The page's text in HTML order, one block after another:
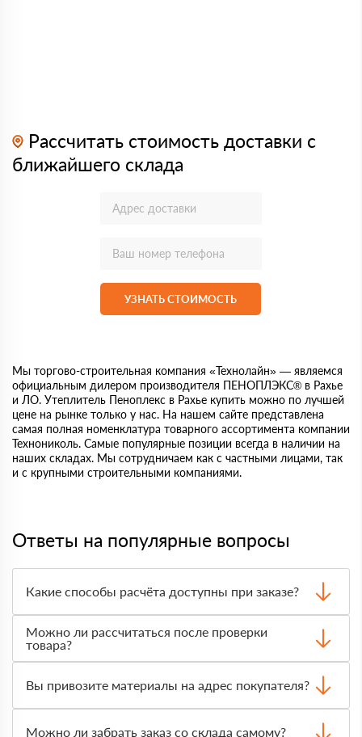
Рассчитать стоимость доставки с
ближайшего склада
УЗНАТЬ СТОИМОСТЬ
Мы торгово-строительная компания «Технолайн» — являемся
официальным дилером производителя ПЕНОПЛЭКС® в Рахье
и ЛО. Утеплитель Пеноплекс в Рахье купить можно по лучшей
цене на рынке только у нас. На нашем сайте представлена
самая полная номенклатура товарного ассортимента компании
Технониколь. Самые популярные позиции всегда в наличии на
наших складах. Мы сотрудничаем как с частными лицами, так
и с крупными строительными компаниями.
Ответы на популярные вопросы
Какие способы расчёта доступны при заказе?
счёту. Точный формат оплаты менеджер согласует с
вами до отгрузки.
Можно ли рассчитаться после проверки
товара?
получения. Сначала вы принимаете материал,
проверяете количество и внешний вид, затем
оплачиваете.
Вы привозите материалы на адрес покупателя?
другой нужный адрес. Итоговая стоимость зависит от
Можно ли забрать заказ со склада самому?